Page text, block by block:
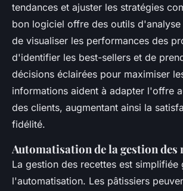
tendances et ajuster les stratégies
bon logiciel offre des outils
de visualiser les performances des
d'identifier les best-sellers et de
décisions éclairées pour maximiser
informations aident à adapter l'offre
des clients, augmentant ainsi la
fidélité.
Automatisation de la gestion des
La gestion des recettes est simplifiée
l'automatisation. Les pâtissiers